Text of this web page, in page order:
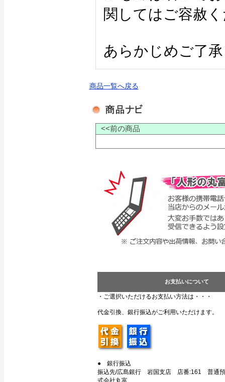
関してはご容赦
あらかじめご了
商品一覧へ戻る
<<前の商品
お支払いについて
・ご選択いただけるお支払い方法は・・・
代金引換、銀行振込がご利用いただけます。
● 銀行振込
振込先/広島銀行 岩国支店 店番:161 普通
式会社丸富